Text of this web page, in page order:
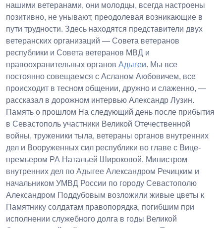
нашими ветеранами, они молодцы, всегда настроены
позитивно, не унывают, преодолевая возникающие в
пути трудности. Здесь находятся представители двух
ветеранских организаций — Совета ветеранов
республики и Совета ветеранов МВД и
правоохранительных органов Адыгеи. Мы все
постоянно совещаемся с Асланом Аюбовичем, все
происходит в тесном общении, дружно и слаженно, —
рассказал в дорожном интервью Александр Лузин.
Память о прошлом На следующий день после прибытия
в Севастополь участники Великой Отечественной
войны, труженики тыла, ветераны органов внутренних
дел и Вооруженных сил республики во главе с Вице-
премьером РА Натальей Широковой, Министром
внутренних дел по Адыгее Александром Речицким и
начальником УМВД России по городу Севастополю
Александром Поддубовым возложили живые цветы к
Памятнику солдатам правопорядка, погибшим при
исполнении служебного долга в годы Великой